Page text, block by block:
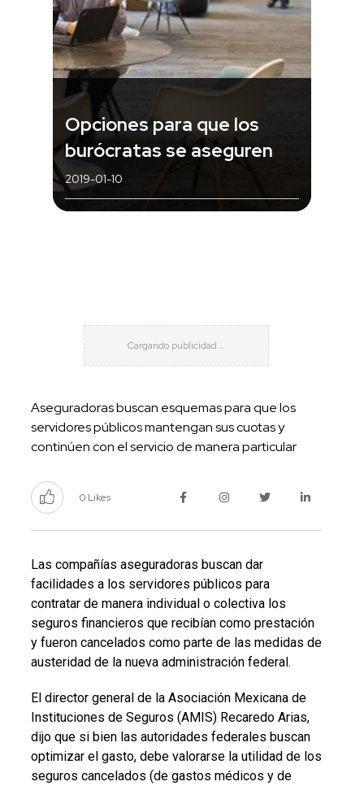
Opciones para que los
burócratas se aseguren
2019-01-10
Aseguradoras buscan esquemas para que los
servidores públicos mantengan sus cuotas y
continúen con el servicio de manera particular
0 Likes
Las compañías aseguradoras buscan dar
facilidades a los servidores públicos para
contratar de manera individual o colectiva los
seguros financieros que recibían como prestación
y fueron cancelados como parte de las medidas de
austeridad de la nueva administración federal.
El director general de la Asociación Mexicana de
Instituciones de Seguros (AMIS) Recaredo Arias,
dijo que si bien las autoridades federales buscan
optimizar el gasto, debe valorarse la utilidad de los
seguros cancelados (de gastos médicos y de